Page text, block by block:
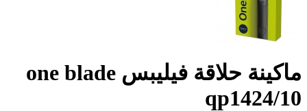
ماكينة حلاقة فيليبس one blade
qp1424/10